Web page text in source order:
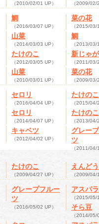
（2010/02/01 UP） （2009/02/
鯛
（2016/03/07 UP）
菜の花
（2015/03/
山菜
（2014/03/03 UP）
鯛
（2013/03/
たけのこ
（2012/03/05 UP）
新じゃ
（2011/03/
山菜
（2010/03/01 UP）
菜の花
（2009/03/
セロリ
（2016/04/04 UP）
たけのこ
（2015/04/
セロリ
（2014/04/07 UP）
たけのこ
（2013/04/
キャベツ
（2012/04/02 UP）
グレー
ツ
（2011/04/
たけのこ
（2009/04/27 UP）
えんど
（2009/04/
グレープフルー
ツ
（2016/05/02 UP）
アスパ
（2015/05/
そら豆
（2014/05/